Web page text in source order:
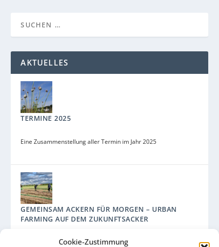
Cookie-Zustimmung
AKTUELLES
TERMINE 2025
Eine Zusammenstellung aller Termin im Jahr 2025
GEMEINSAM ACKERN FÜR MORGEN – URBAN
FARMING AUF DEM ZUKUNFTSACKER
Ein Kooperationsprojekt des Arche Bauernhofs und des